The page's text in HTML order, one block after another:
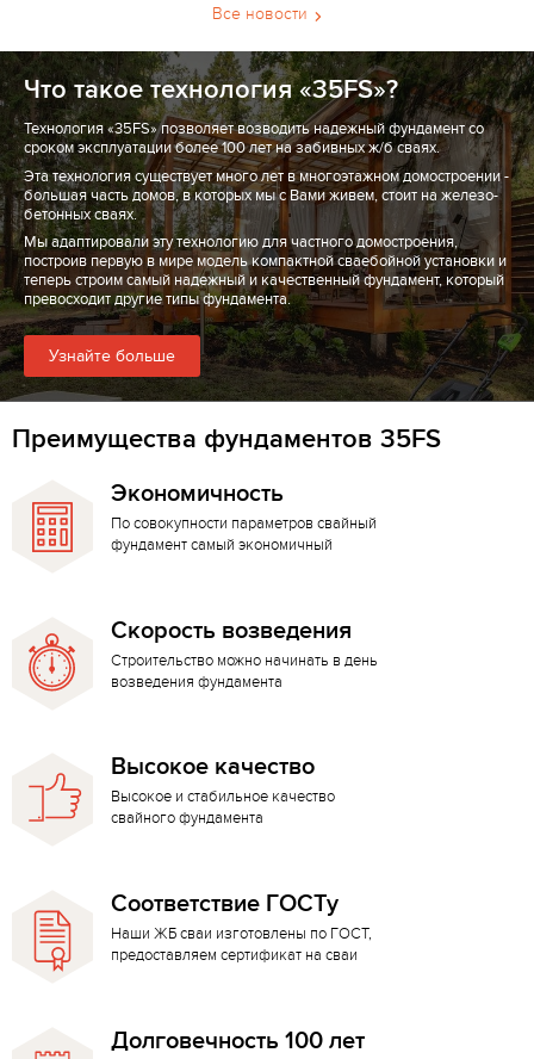
Все новости
Что такое технология «35FS»?
Технология «35FS» позволяет возводить надежный фундамент со
сроком эксплуатации более 100 лет на забивных ж/б сваях.
Эта технология существует много лет в многоэтажном домостроении -
большая часть домов, в которых мы с Вами живем, стоит на железо-
бетонных сваях.
Мы адаптировали эту технологию для частного домостроения,
построив первую в мире модель компактной сваебойной установки и
теперь строим самый надежный и качественный фундамент, который
превосходит другие типы фундамента.
Узнайте больше
Преимущества фундаментов 35FS
Экономичность
По совокупности параметров свайный
фундамент самый экономичный
Скорость возведения
Строительство можно начинать в день
возведения фундамента
Высокое качество
Высокое и стабильное качество
свайного фундамента
Соответствие ГОСТу
Наши ЖБ сваи изготовлены по ГОСТ,
предоставляем сертификат на сваи
Долговечность 100 лет